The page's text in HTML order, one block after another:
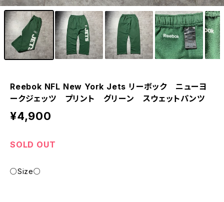
Reebok NFL New York Jets リーボック ニューヨ
ークジェッツ プリント グリーン スウェットパンツ
¥4,900
SOLD OUT
○Size○